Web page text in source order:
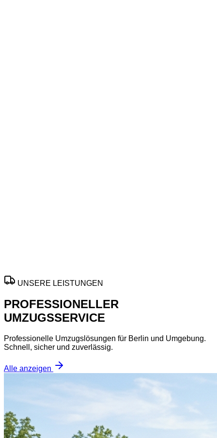
UNSERE LEISTUNGEN
PROFESSIONELLER
UMZUGSSERVICE
Professionelle Umzugslösungen für Berlin und Umgebung.
Schnell, sicher und zuverlässig.
Alle anzeigen